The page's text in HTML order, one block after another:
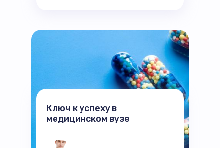
Ключ к успеху в
медицинском вузе